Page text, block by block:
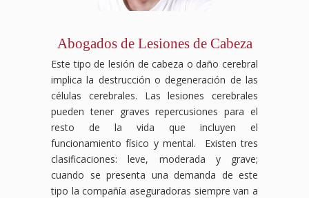
Abogados de Lesiones de Cabeza
Este tipo de lesión de cabeza o daño cerebral
implica la destrucción o degeneración de las
células cerebrales. Las lesiones cerebrales
pueden tener graves repercusiones para el
resto de la vida que incluyen el
funcionamiento físico y mental. Existen tres
clasificaciones: leve, moderada y grave;
cuando se presenta una demanda de este
tipo la compañía aseguradoras siempre van a